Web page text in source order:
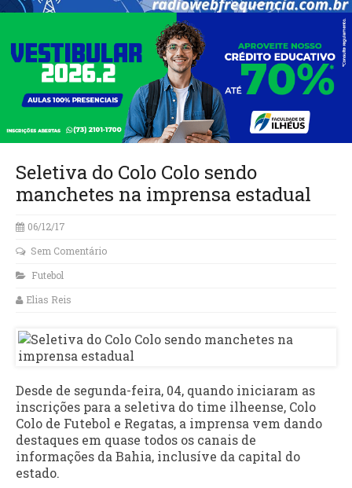
Seletiva do Colo Colo sendo
manchetes na imprensa estadual
06/12/17
Sem Comentário
Futebol
Elias Reis
Desde de segunda-feira, 04, quando iniciaram as
inscrições para a seletiva do time ilheense, Colo
Colo de Futebol e Regatas, a imprensa vem dando
destaques em quase todos os canais de
informações da Bahia, inclusíve da capital do
estado.